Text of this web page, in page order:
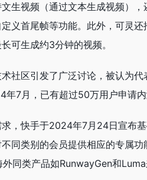
生视频（通过文本生成视频）
义首尾帧等功能。此外，可灵
可生成约3分钟的视频。
社区引发了广泛讨论，被认为
7月，已有超过50万用户申请
，快手于2024年7月24日宣布
同类别的会员提供相应的专属
同类产品如RunwayGen和Luma